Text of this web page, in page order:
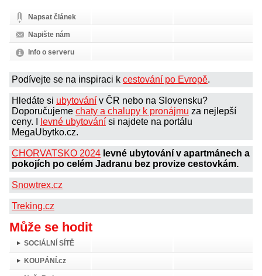
Napsat článek
Napište nám
Info o serveru
Podívejte se na inspiraci k cestování po Evropě.
Hledáte si ubytování v ČR nebo na Slovensku?
Doporučujeme chaty a chalupy k pronájmu za nejlepší
ceny. I
levné ubytování si najdete na portálu
MegaUbytko.cz.
CHORVATSKO 2024 levné ubytování v apartmánech a
pokojích po celém Jadranu bez provize cestovkám.
Snowtrex.cz
Treking.cz
Může se hodit
SOCIÁLNÍ SÍTĚ
KOUPÁNÍ.cz